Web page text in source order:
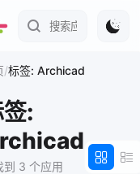
/标签: Archicad
:
到 3 个应用